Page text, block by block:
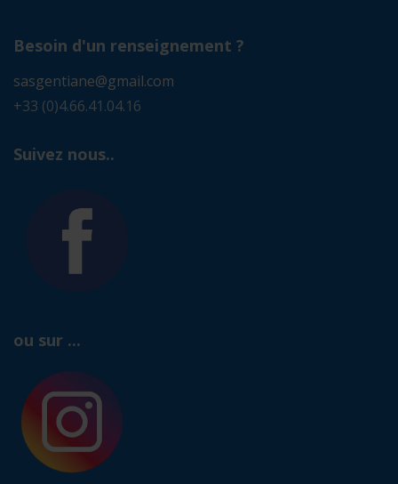
Besoin d'un renseignement ?
sasgentiane@gmail.com
+33 (0)4.66.41.04.16
Suivez nous..
ou sur ...